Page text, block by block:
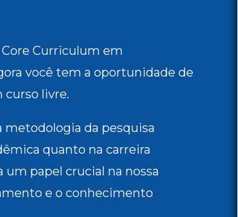
Curriculum em
você tem a oportunidade de
curso livre.
metodologia da pesquisa
quanto na carreira
papel crucial na nossa
e o conhecimento